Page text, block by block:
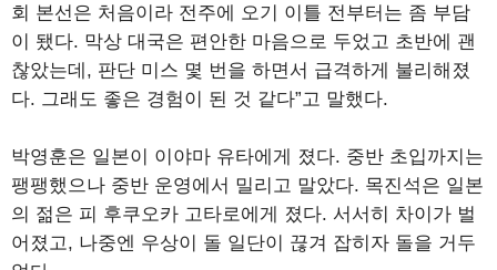
회 본선은 처음이라 전주에 오기 이틀 전부터는 좀 부담
이 됐다. 막상 대국은 편안한 마음으로 두었고 초반에 괜
찮았는데, 판단 미스 몇 번을 하면서 급격하게 불리해졌
다. 그래도 좋은 경험이 된 것 같다”고 말했다.
박영훈은 일본이 이야마 유타에게 졌다. 중반 초입까지는
팽팽했으나 중반 운영에서 밀리고 말았다. 목진석은 일본
의 젊은 피 후쿠오카 고타로에게 졌다. 서서히 차이가 벌
어졌고, 나중엔 우상이 돌 일단이 끊겨 잡히자 돌을 거두